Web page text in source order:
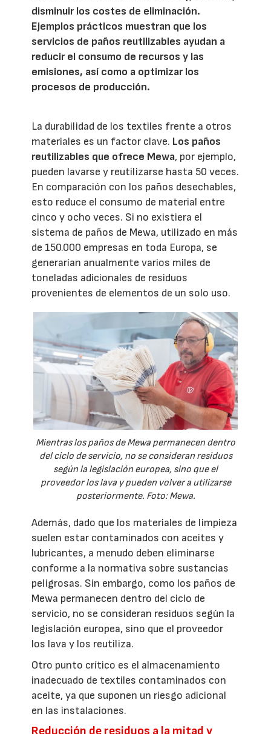
disminuir los costes de eliminación.
Ejemplos prácticos muestran que los
servicios de paños reutilizables ayudan a
reducir el consumo de recursos y las
emisiones, así como a optimizar los
procesos de producción.
La durabilidad de los textiles frente a otros
materiales es un factor clave. Los paños
reutilizables que ofrece Mewa, por ejemplo,
pueden lavarse y reutilizarse hasta 50 veces.
En comparación con los paños desechables,
esto reduce el consumo de material entre
cinco y ocho veces. Si no existiera el
sistema de paños de Mewa, utilizado en más
de 150.000 empresas en toda Europa, se
generarían anualmente varios miles de
toneladas adicionales de residuos
provenientes de elementos de un solo uso.
Mientras los paños de Mewa permanecen dentro
del ciclo de servicio, no se consideran residuos
según la legislación europea, sino que el
proveedor los lava y pueden volver a utilizarse
posteriormente. Foto: Mewa.
Además, dado que los materiales de limpieza
suelen estar contaminados con aceites y
lubricantes, a menudo deben eliminarse
conforme a la normativa sobre sustancias
peligrosas. Sin embargo, como los paños de
Mewa permanecen dentro del ciclo de
servicio, no se consideran residuos según la
legislación europea, sino que el proveedor
los lava y los reutiliza.
Otro punto crítico es el almacenamiento
inadecuado de textiles contaminados con
aceite, ya que suponen un riesgo adicional
en las instalaciones.